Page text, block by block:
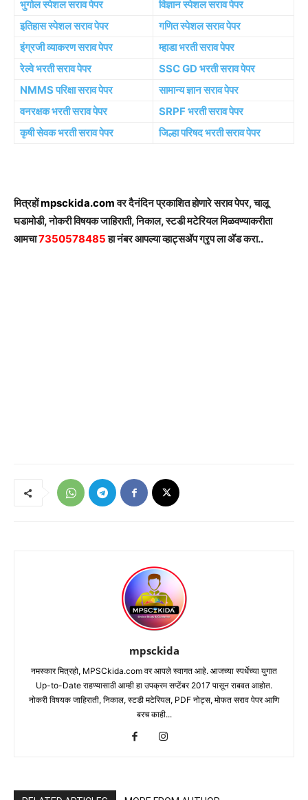
भुगोल स्पेशल सराव पेपर
विज्ञान स्पेशल सराव पेपर
इतिहास स्पेशल सराव पेपर
गणित स्पेशल सराव पेपर
इंग्रजी व्याकरण सराव पेपर
म्हाडा भरती सराव पेपर
रेल्वे भरती सराव पेपर
SSC GD भरती सराव पेपर
NMMS परिक्षा सराव पेपर
सामान्य ज्ञान सराव पेपर
वनरक्षक भरती सराव पेपर
SRPF भरती सराव पेपर
कृषी सेवक भरती सराव पेपर
जिल्हा परिषद भरती सराव पेपर
मित्रहोंmpsckida.comवर दैनंदिन प्रकाशित होणारे सराव पेपर, चालू
घडामोडी, नोकरी विषयक जाहिराती, निकाल, स्टडी मटेरियल मिळवण्याकरीता
आमचा7350578485हा नंबर आपल्या व्हाट्सअ‍ॅप ग्रृप ला अ‍ॅड करा..
mpsckida
नमस्कार मित्रहो, MPSCkida.com वर आपले स्वागत आहे. आजच्या स्पर्धेच्या युगात
Up-to-Date राहण्यासाठी आम्ही हा उपक्रम सप्टेंबर 2017 पासून राबवत आहोत.
नोकरी विषयक जाहिराती, निकाल, स्टडी मटेरियल, PDF नोट्स, मोफत सराव पेपर आणि
बरच काही...